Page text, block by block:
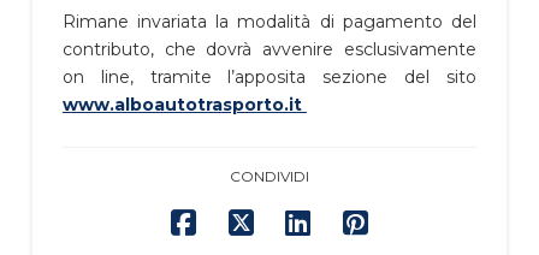
Rimane invariata la modalità di pagamento del
contributo, che dovrà avvenire esclusivamente
on line, tramite l’apposita sezione del sito
www.alboautotrasporto.it
CONDIVIDI